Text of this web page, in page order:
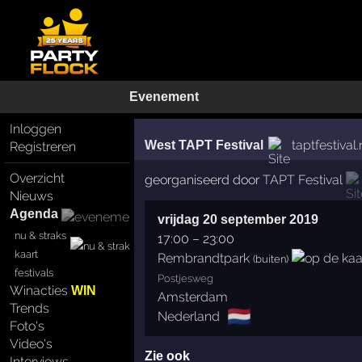
Evenement
Inloggen
Registreren
Overzicht
Nieuws
Agenda
nu & straks
kaart
festivals
WinactiesWIN
Trends
Foto's
Video's
West TAPT Festival
georganiseerd door TAPT Festival
vrijdag 20 september 2019
17:00 – 23:00
Rembrandtpark (buiten)
Postjesweg
Amsterdam
Nederland 🇳🇱
Zie ook